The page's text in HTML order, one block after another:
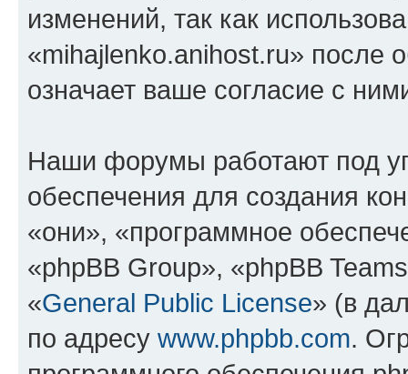
изменений, так как
«mihajlenko.anihost.ru» после
означает ваше согласие с
Наши форумы работают под
обеспечения для создания
«они», «программное
«phpBB Group», «phpBB
«General Public License» (в
по адресу www.phpbb.com.